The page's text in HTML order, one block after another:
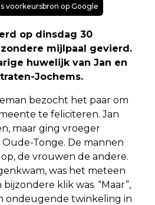
voorkeursbron op Google
op dinsdag 30
mijlpaal gevierd.
huwelijk van Jan en
Jochems.
bezocht het paar om
te feliciteren. Jan
maar ging vroeger
Tonge. De mannen
de vrouwen de andere.
was het meteen
klik was. “Maar”,
ondeugende twinkeling in